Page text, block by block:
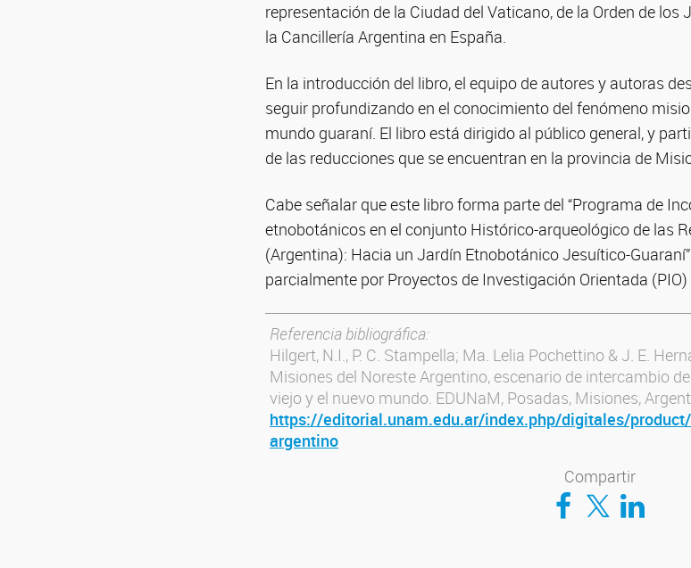
representación de la Ciudad del Vaticano, de la Orden de los
la Cancillería Argentina en España.
En la introducción del libro, el equipo de autores y autoras
seguir profundizando en el conocimiento del fenómeno
mundo guaraní. El libro está dirigido al público general, y
de las reducciones que se encuentran en la provincia de
Cabe señalar que este libro forma parte del “Programa de
etnobotánicos en el conjunto Histórico-arqueológico de las
(Argentina): Hacia un Jardín Etnobotánico Jesuítico-
parcialmente por Proyectos de Investigación Orientada (PIO)
Referencia bibliográfica:
Hilgert, N.I., P. C. Stampella; Ma. Lelia Pochettino & J. E.
Misiones del Noreste Argentino, escenario de intercambio
viejo y el nuevo mundo. EDUNaM, Posadas, Misiones,
https://editorial.unam.edu.ar/index.php/digitales/
argentino
Compartir
Compartir en Facebook
Compartir en Twitter
Compartir en